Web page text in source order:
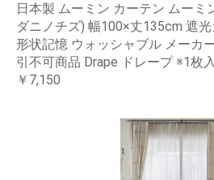
日本製 ムーミン カーテン ムーミ
ダニノチズ) 幅100×丈135cm 遮
形状記憶 ウォッシャブル メーカ
引不可商品 Drape ドレープ ※1枚
￥7,150